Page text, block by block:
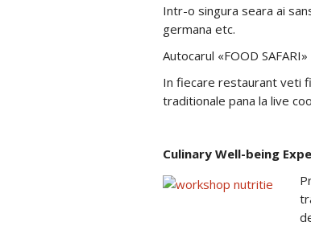
Intr-o singura seara ai
germana etc.
Autocarul «FOOD
In fiecare restaurant veti
traditionale pana la live
Culinary Well-being